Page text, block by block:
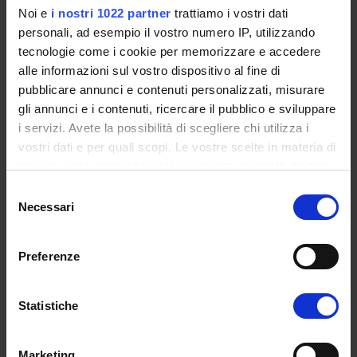
Noi e i nostri 1022 partner trattiamo i vostri dati
personali, ad esempio il vostro numero IP, utilizzando
tecnologie come i cookie per memorizzare e accedere
alle informazioni sul vostro dispositivo al fine di
pubblicare annunci e contenuti personalizzati, misurare
gli annunci e i contenuti, ricercare il pubblico e sviluppare
i servizi. Avete la possibilità di scegliere chi utilizza i
vostri dati e per quali scopi. Le vostre scelte in materia di
modificare o revocare il proprio consenso in qualsiasi
momento dalla Dichiarazione sui cookie o facendo clic
raccogliere informazioni sulla tua posizione
geografica, con un'approssimazione di qualche
delNecessari
Preferenze
Statistiche
l’invio di documentazione
specifica con consigli e
suggerimenti per affrontare
meglio l’esame di certificazione,
in funzione della preparazione
conseguita.Include:Guida (pdf)
all’esame, Guida (pdf) percorso e
regolamento esame, Guida
rapida (pdf) alla prenotazione e
al check-in per l’esame PEIC CBT.
Informati ora
e ti ricontatteremo al più presto.